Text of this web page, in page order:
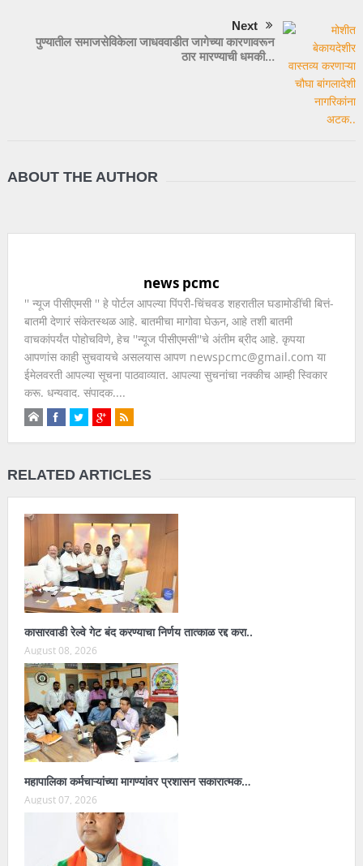
Next
पुण्यातील समाजसेविकेला जाधववाडीत जागेच्या कारणावरून
ठार मारण्याची धमकी…
ABOUT THE AUTHOR
news pcmc
'' न्यूज पीसीएमसी '' हे पोर्टल आपल्या पिंपरी-चिंचवड शहरातील घडामोडींची बित्तं-
बातमी देणारं संकेतस्थळ आहे. बातमीचा मागोवा घेऊन, आहे तशी बातमी
वाचकांपर्यंत पोहोचविणे, हेच ''न्यूज पीसीएमसी''चे अंतीम ब्रीद आहे. कृपया
आपणांस काही सुचवायचे असलयास आपण newspcmc@gmail.com या
ईमेलवरती आपल्या सूचना पाठवाव्यात. आपल्या सुचनांचा नक्कीच आम्ही स्विकार
करू. धन्यवाद. संपादक....
RELATED ARTICLES
कासारवाडी रेल्वे गेट बंद करण्याचा निर्णय तात्काळ रद्द करा..
August 08, 2026
महापालिका कर्मचाऱ्यांच्या मागण्यांवर प्रशासन सकारात्मक…
August 07, 2026